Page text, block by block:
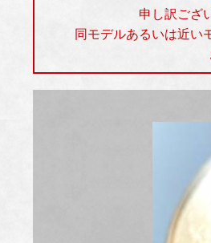
申し訳ござ
同モデルあるいは近い